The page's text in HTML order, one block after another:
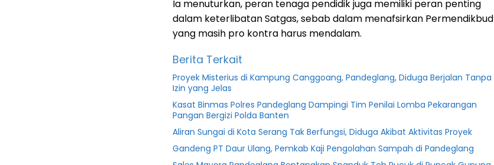
Ia menuturkan, peran tenaga pendidik juga memiliki peran penting
dalam keterlibatan Satgas, sebab dalam menafsirkan Permendikbud
yang masih pro kontra harus mendalam.
Berita Terkait
Proyek Misterius di Kampung Canggoang, Pandeglang, Diduga Berjalan Tanpa
Izin yang Jelas
Kasat Binmas Polres Pandeglang Dampingi Tim Penilai Lomba Pekarangan
Pangan Bergizi Polda Banten
Aliran Sungai di Kota Serang Tak Berfungsi, Diduga Akibat Aktivitas Proyek
Gandeng PT Daur Ulang, Pemkab Kaji Pengolahan Sampah di Pandeglang